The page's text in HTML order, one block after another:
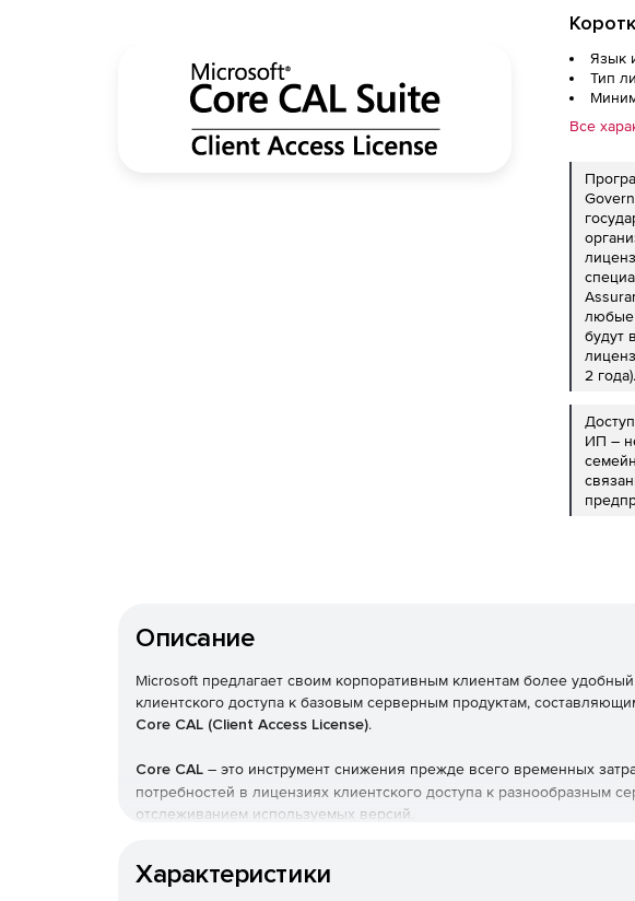
Язык
Тип
Все
любые
будут
2 года).
ИП –
Описание
Microsoft предлагает своим корпоративным клиентам более
клиентского доступа к базовым серверным продуктам,
Core CAL (Client Access License).
Core CAL – это инструмент снижения прежде всего временных
потребностей в лицензиях клиентского доступа к разнообразным
отслеживанием используемых версий.
Продается только при наличии основной серверной лицензии
Характеристики